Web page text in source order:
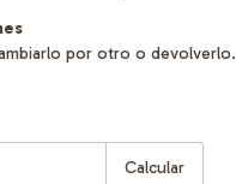
por otro o devolverlo.
Calcular